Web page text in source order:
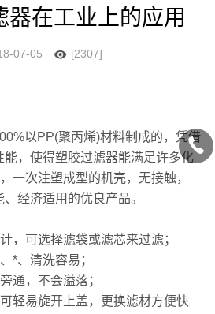
器在工业上的应用
07-05 [2307]
以PP(聚丙烯)材料制成的，凭借
，使得塑胶过滤器能满足许多化
一次注塑成型的机壳，无接触，
经济适用的优良产品。
，可选择滤袋或滤芯来过滤；
*、清洗容易；
通，不会溢落；
轻易旋开上盖，更换滤材方便快